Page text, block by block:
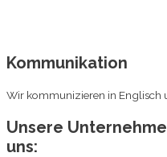
Kommunikation
Wir kommunizieren in Englisch
Unsere
uns: